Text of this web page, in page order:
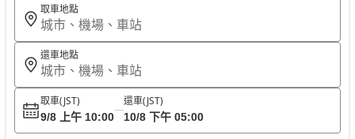
取車地點
城市、機場、車站
還車地點
城市、機場、車站
取車(JST)
9/8 上午 10:00
還車(JST)
10/8 下午 05:00